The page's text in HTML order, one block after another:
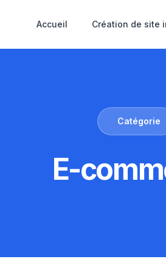
Accueil Création de site
Catégorie
E-